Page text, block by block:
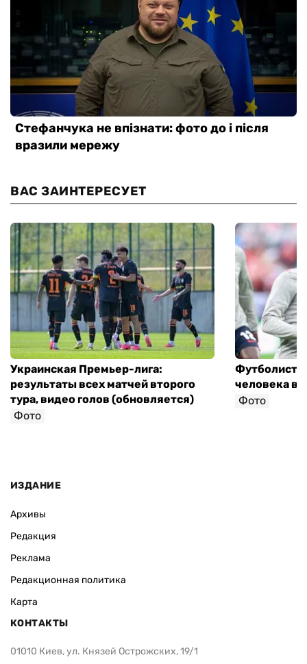
ВАС ЗАИНТЕРЕСУЕТ
Украинская Премьер-лига:
результаты всех матчей второго
тура, видео голов (обновляется)
Фото
Футболист
человека в
Фото
ИЗДАНИЕ
Архивы
Редакция
Реклама
Редакционная политика
Карта
КОНТАКТЫ
01010 Киев, ул. Князей Острожских, 19/1